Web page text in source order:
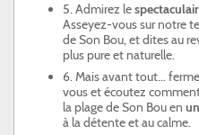
5. Admirez le
Asseyez-vous sur notre
de Son Bou, et dites au
plus pure et naturelle.
6. Mais avant tout...
vous et écoutez
la plage de Son Bou en
à la détente et au calme.